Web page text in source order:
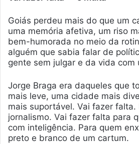
Goiás perdeu mais do que um
uma memória afetiva, um riso
bem-humorada no meio da
alguém que sabia falar de
gente sem julgar e da vida com
Jorge Braga era daqueles que
mais leve, uma cidade mais
mais suportável. Vai fazer falta.
jornalismo. Vai fazer falta para
com inteligência. Para quem
preto e branco de um cartum.